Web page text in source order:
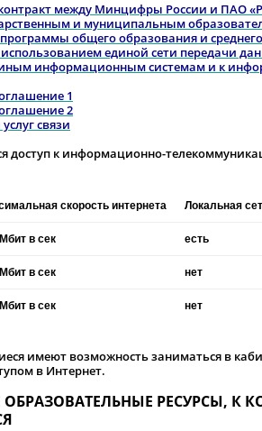
между Минцифры России и ПАО
и муниципальным
общего образования и
единой сети передачи
информационным системам и к
1
2
связи
доступ к информационно-
скорость интернета Локальная
в сек есть
в сек нет
в сек нет
имеют возможность заниматься в
в Интернет.
РЕСУРСЫ, К